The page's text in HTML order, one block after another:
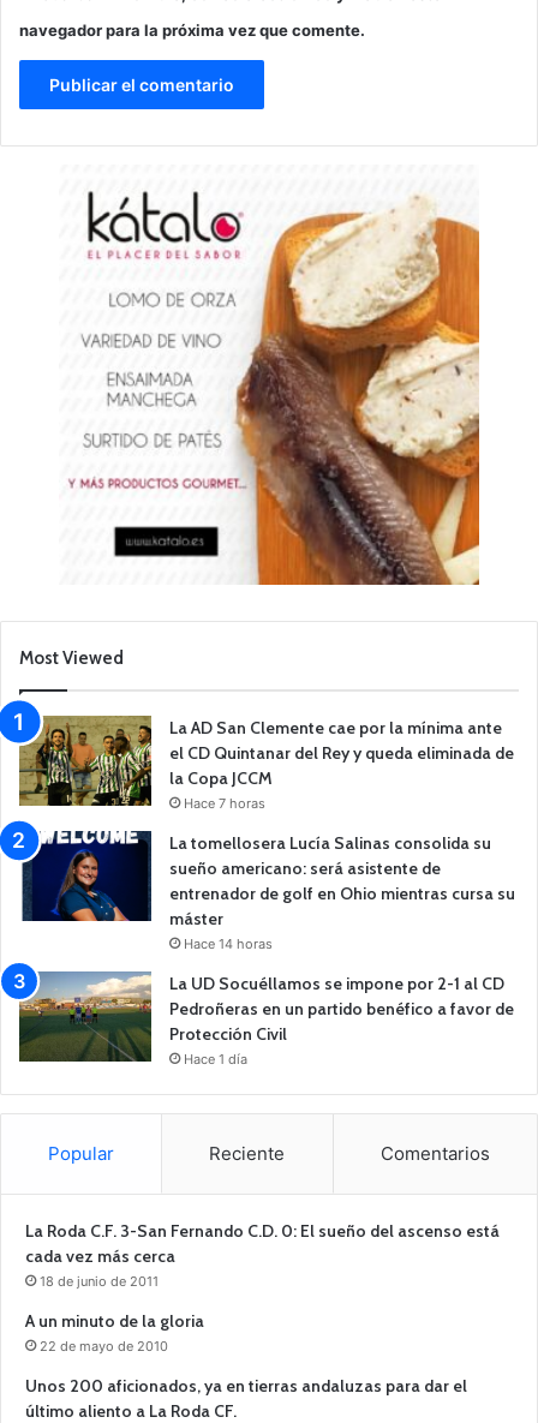
navegador para la próxima vez que comente.
Most Viewed
La AD San Clemente cae por la mínima ante
el CD Quintanar del Rey y queda eliminada de
la Copa JCCM
Hace 7 horas
La tomellosera Lucía Salinas consolida su
sueño americano: será asistente de
entrenador de golf en Ohio mientras cursa su
máster
Hace 14 horas
La UD Socuéllamos se impone por 2-1 al CD
Pedroñeras en un partido benéfico a favor de
Protección Civil
Hace 1 día
Popular Reciente Comentarios
La Roda C.F. 3-San Fernando C.D. 0: El sueño del ascenso está
cada vez más cerca
18 de junio de 2011
A un minuto de la gloria
22 de mayo de 2010
Unos 200 aficionados, ya en tierras andaluzas para dar el
último aliento a La Roda CF.